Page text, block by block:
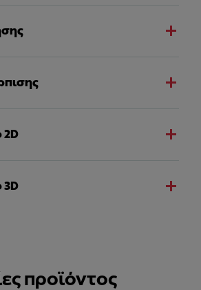
2D
3D
προϊόντος